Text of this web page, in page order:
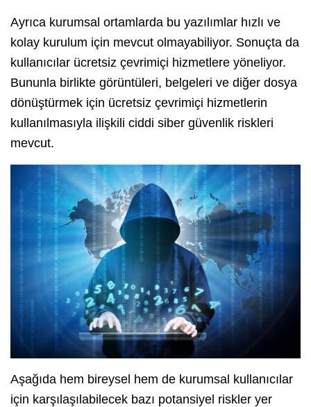
Ayrıca kurumsal ortamlarda bu yazılımlar hızlı ve
kolay kurulum için mevcut olmayabiliyor. Sonuçta da
kullanıcılar ücretsiz çevrimiçi hizmetlere yöneliyor.
Bununla birlikte görüntüleri, belgeleri ve diğer dosya
dönüştürmek için ücretsiz çevrimiçi hizmetlerin
kullanılmasıyla ilişkili ciddi siber güvenlik riskleri
mevcut.
Aşağıda hem bireysel hem de kurumsal kullanıcılar
için karşılaşılabilecek bazı potansiyel riskler yer